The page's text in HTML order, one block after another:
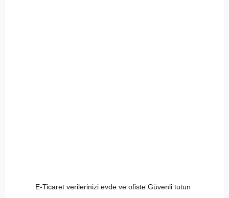
E-Ticaret verilerinizi evde ve ofiste Güvenli tutun